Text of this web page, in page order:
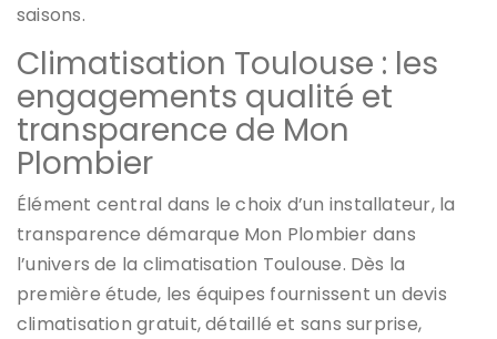
saisons.
Climatisation Toulouse : les
engagements qualité et
transparence de Mon
Plombier
Élément central dans le choix d’un installateur, la
transparence démarque Mon Plombier dans
l’univers de la climatisation Toulouse. Dès la
première étude, les équipes fournissent un devis
climatisation gratuit, détaillé et sans surprise,